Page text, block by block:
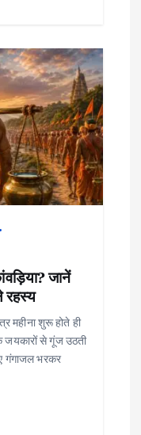
जानें
रहस्य
महीना शुरू होते ही
जयकारों से गूंज उठती
गंगाजल भरकर